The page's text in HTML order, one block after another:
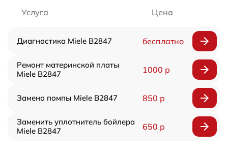
Услуга Цена
Диагностика Miele B2847 бесплатно
Ремонт материнской платы
Miele B2847
1000 р
Замена помпы Miele B2847 850 р
Заменить уплотнитель бойлера
Miele B2847
650 р